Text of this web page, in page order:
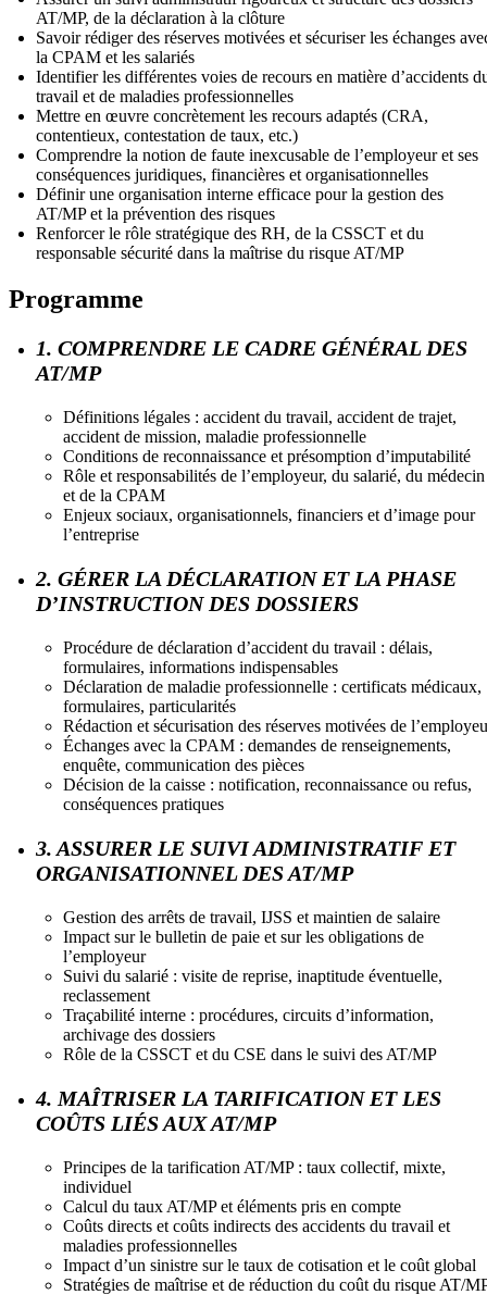
AT/MP, de la déclaration à la clôture
Savoir rédiger des réserves motivées et sécuriser les échanges
la CPAM et les salariés
Identifier les différentes voies de recours en matière d’accidents
travail et de maladies professionnelles
Mettre en œuvre concrètement les recours adaptés (CRA,
contentieux, contestation de taux, etc.)
Comprendre la notion de faute inexcusable de l’employeur et ses
conséquences juridiques, financières et organisationnelles
Définir une organisation interne efficace pour la gestion des
AT/MP et la prévention des risques
Renforcer le rôle stratégique des RH, de la CSSCT et du
responsable sécurité dans la maîtrise du risque AT/MP
Programme
1. COMPRENDRE LE CADRE GÉNÉRAL DES
AT/MP
Définitions légales : accident du travail, accident de trajet,
accident de mission, maladie professionnelle
Conditions de reconnaissance et présomption d’imputabilité
Rôle et responsabilités de l’employeur, du salarié, du médecin
et de la CPAM
Enjeux sociaux, organisationnels, financiers et d’image pour
l’entreprise
2. GÉRER LA DÉCLARATION ET LA PHASE
D’INSTRUCTION DES DOSSIERS
Procédure de déclaration d’accident du travail : délais,
formulaires, informations indispensables
Déclaration de maladie professionnelle : certificats médicaux,
formulaires, particularités
Rédaction et sécurisation des réserves motivées de
Échanges avec la CPAM : demandes de renseignements,
enquête, communication des pièces
Décision de la caisse : notification, reconnaissance ou refus,
conséquences pratiques
3. ASSURER LE SUIVI ADMINISTRATIF ET
ORGANISATIONNEL DES AT/MP
Gestion des arrêts de travail, IJSS et maintien de salaire
Impact sur le bulletin de paie et sur les obligations de
l’employeur
Suivi du salarié : visite de reprise, inaptitude éventuelle,
reclassement
Traçabilité interne : procédures, circuits d’information,
archivage des dossiers
Rôle de la CSSCT et du CSE dans le suivi des AT/MP
4. MAÎTRISER LA TARIFICATION ET LES
COÛTS LIÉS AUX AT/MP
Principes de la tarification AT/MP : taux collectif, mixte,
individuel
Calcul du taux AT/MP et éléments pris en compte
Coûts directs et coûts indirects des accidents du travail et
maladies professionnelles
Impact d’un sinistre sur le taux de cotisation et le coût global
Stratégies de maîtrise et de réduction du coût du risque AT/